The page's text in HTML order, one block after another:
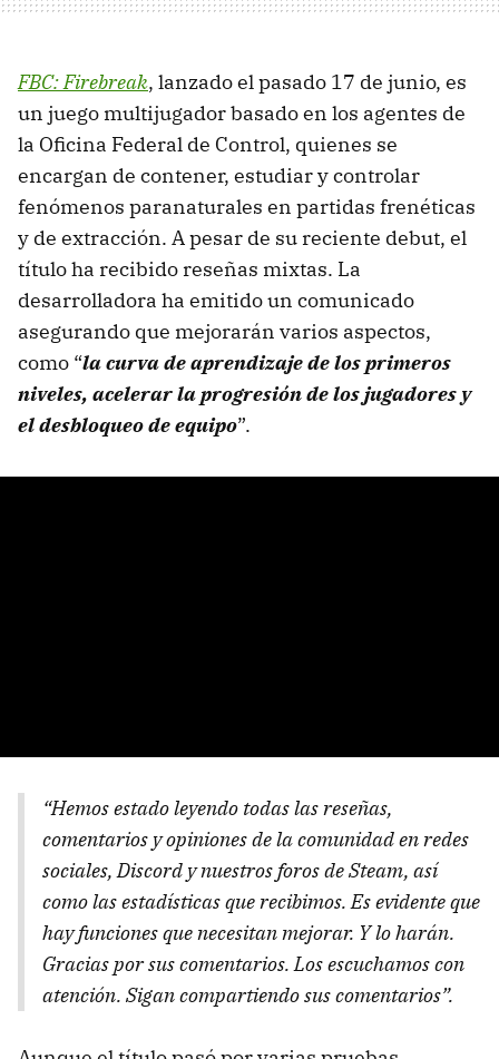
FBC: Firebreak, lanzado el pasado 17 de junio, es
un juego multijugador basado en los agentes de
la Oficina Federal de Control, quienes se
encargan de contener, estudiar y controlar
fenómenos paranaturales en partidas frenéticas
y de extracción. A pesar de su reciente debut, el
título ha recibido reseñas mixtas. La
desarrolladora ha emitido un comunicado
asegurando que mejorarán varios aspectos,
como “la curva de aprendizaje de los primeros
niveles, acelerar la progresión de los jugadores y
el desbloqueo de equipo”.
“Hemos estado leyendo todas las reseñas,
comentarios y opiniones de la comunidad en redes
sociales, Discord y nuestros foros de Steam, así
como las estadísticas que recibimos. Es evidente que
hay funciones que necesitan mejorar. Y lo harán.
Gracias por sus comentarios. Los escuchamos con
atención. Sigan compartiendo sus comentarios”.